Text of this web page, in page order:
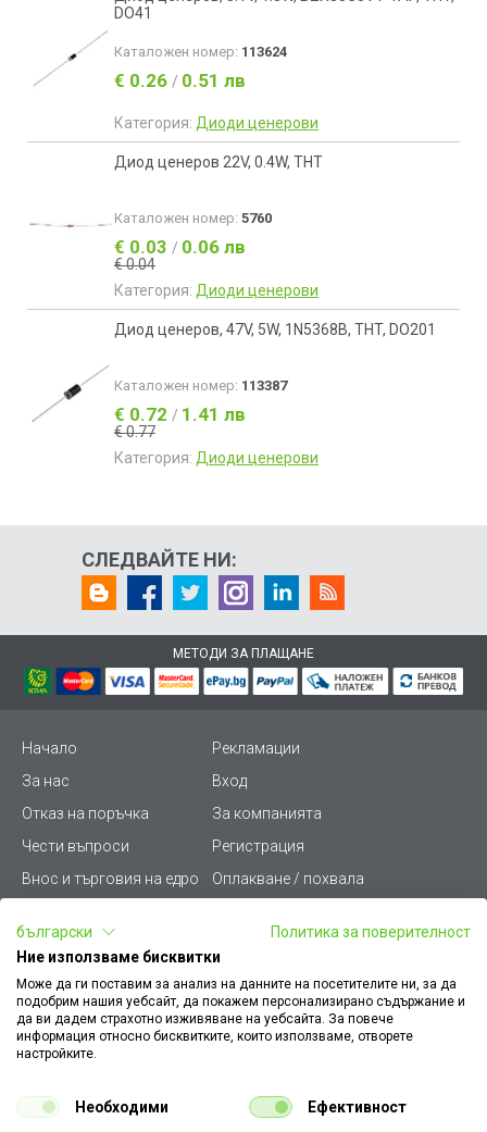
DO41
Каталожен номер: 113624
€ 0.26 / 0.51 лв
Категория: Диоди ценерови
Диод ценеров 22V, 0.4W, THT
Каталожен номер: 5760
€ 0.03 / 0.06 лв
€ 0.04
Категория: Диоди ценерови
Диод ценеров, 47V, 5W, 1N5368B, THT, DO201
Каталожен номер: 113387
€ 0.72 / 1.41 лв
€ 0.77
Категория: Диоди ценерови
СЛЕДВАЙТЕ НИ:
МЕТОДИ ЗА ПЛАЩАНЕ
Начало
Рекламации
За нас
Вход
Отказ на поръчка
За компанията
Чести въпроси
Регистрация
Внос и търговия на едро
Оплакване / похвала
Условия за ползване
Стани дистрибутор
Карта на сайта
Кариери
Как да намеря документ
към поръчка
Платформа за AРС
Конфигуратор за ел.
български
Политика за поверителност
Ние използваме бисквитки
Може да ги поставим за анализ на данните на посетителите ни, за да
подобрим нашия уебсайт, да покажем персонализирано съдържание и
да ви дадем страхотно изживяване на уебсайта. За повече
информация относно бисквитките, които използваме, отворете
настройките.
Необходими Ефективност